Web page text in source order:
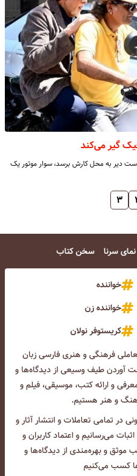
گیر می‌کند
دیر به محل کارش برسد، سوار موتور یک
۳
نمای سرنا سخن کتاب
خواننده
خواننده زن
کریستوفر نولان
فرهنگی و هنری فارسی زبان
طیف وسیعی از دیدگاه‌ها و
و ارائه کتب، موسیقی، فیلم و
و هنر هستیم.
در تمامی تعاملات و انتشار آثار و
می‌رسانیم و اعتماد کاربران و
موثق و بهره‌مندی از دیدگاه‌ها و
کسب می‌کنیم